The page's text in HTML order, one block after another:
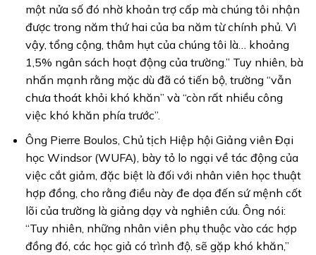
một nửa số đó nhờ khoản trợ cấp mà chúng tôi nhận
được trong năm thứ hai của ba năm từ chính phủ. Vì
vậy, tổng cộng, thâm hụt của chúng tôi là… khoảng
1,5% ngân sách hoạt động của trường.” Tuy nhiên, bà
nhấn mạnh rằng mặc dù đã có tiến bộ, trường “vẫn
chưa thoát khỏi khó khăn” và “còn rất nhiều công
việc khó khăn phía trước”.
Ông Pierre Boulos, Chủ tịch Hiệp hội Giảng viên Đại
học Windsor (WUFA), bày tỏ lo ngại về tác động của
việc cắt giảm, đặc biệt là đối với nhân viên học thuật
hợp đồng, cho rằng điều này đe dọa đến sứ mệnh cốt
lõi của trường là giảng dạy và nghiên cứu. Ông nói:
“Tuy nhiên, những nhân viên phụ thuộc vào các hợp
đồng đó, các học giả có trình độ, sẽ gặp khó khăn,”